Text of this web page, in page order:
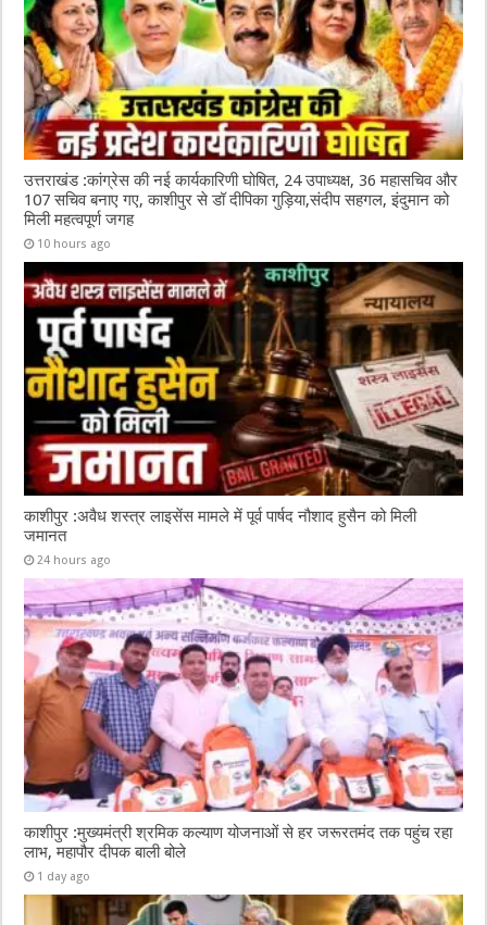
उत्तराखंड :कांग्रेस की नई कार्यकारिणी घोषित, 24 उपाध्यक्ष, 36 महासचिव और
107 सचिव बनाए गए, काशीपुर से डॉ दीपिका गुड़िया,संदीप सहगल, इंदुमान को
मिली महत्वपूर्ण जगह
10 hours ago
काशीपुर :अवैध शस्त्र लाइसेंस मामले में पूर्व पार्षद नौशाद हुसैन को मिली
जमानत
24 hours ago
काशीपुर :मुख्यमंत्री श्रमिक कल्याण योजनाओं से हर जरूरतमंद तक पहुंच रहा
लाभ, महापौर दीपक बाली बोले
1 day ago